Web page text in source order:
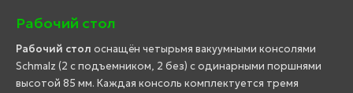
Рабочий стол
Рабочий стол оснащён четырьмя вакуумными консолями
Schmalz (2 с подъемником, 2 без) с одинарными поршнями
высотой 85 мм. Каждая консоль комплектуется тремя